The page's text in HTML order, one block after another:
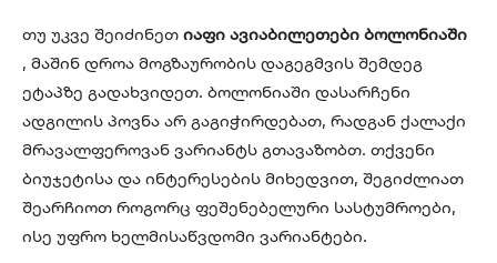
თუ უკვე შეიძინეთ იაფი ავიაბილეთები ბოლონიაში
, მაშინ დროა მოგზაურობის დაგეგმვის შემდეგ
ეტაპზე გადახვიდეთ. ბოლონიაში დასარჩენი
ადგილის პოვნა არ გაგიჭირდებათ, რადგან ქალაქი
მრავალფეროვან ვარიანტს გთავაზობთ. თქვენი
ბიუჯეტისა და ინტერესების მიხედვით, შეგიძლიათ
შეარჩიოთ როგორც ფეშენებელური სასტუმროები,
ისე უფრო ხელმისაწვდომი ვარიანტები.